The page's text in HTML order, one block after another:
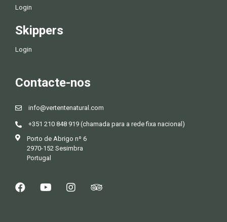
Login
Skippers
Login
Contacte-nos
info@vertentenatural.com
+351 210 848 919 (chamada para a rede fixa nacional)
Porto de Abrigo nº 6
2970-152 Sesimbra
Portugal